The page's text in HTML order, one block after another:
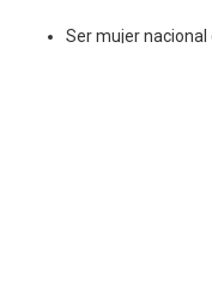
Ser mujer